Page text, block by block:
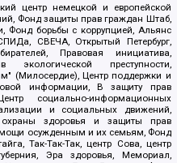
центр немецкой и европейской
Фонд защиты прав граждан Штаб,
Фонд борьбы с коррупцией, Альянс
СВЕЧА, Открытый Петербург,
Правовая инициатива,
экологической преступности,
(Милосердие), Центр поддержки и
информации, В защиту прав
социально-информационных
и социальных движений,
здоровья и защиты прав
осужденным и их семьям, Фонд
Так-Так-Так, центр Сова, центр
Эра здоровья, Мемориал,